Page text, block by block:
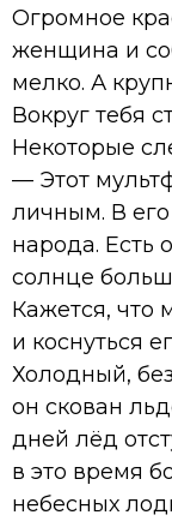
Огромное
женщина и
мелко. А
Вокруг тебя
Некоторые
— Этот
личным. В
народа. Есть
солнце
Кажется, что
и коснуться
Холодный,
он скован
дней лёд
в это время
небесных